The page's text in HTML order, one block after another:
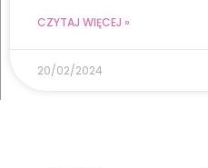
CZYTAJ WIĘCEJ »
20/02/2024